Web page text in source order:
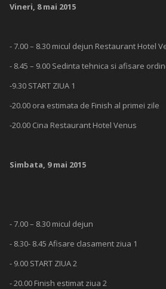
Vineri, 8 mai 2015
- 7.00 – 8.30 micul dejun Restaurant Hotel
- 8.45 – 9.00 Sedinta tehnica si afisare
-9.30 START ZIUA 1
-20.00 ora estimata de Finish al primei zile
-20.00 Cina Restaurant Hotel Venus
Simbata, 9 mai 2015
- 7.00 – 8.30 micul dejun
- 8.30- 8.45 Afisare clasament ziua 1
- 9.00 START ZIUA 2
- 20.00 Finish estimat ziua 2